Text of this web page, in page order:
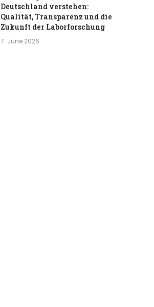
Deutschland verstehen:
Qualität, Transparenz und die
Zukunft der Laborforschung
7. June 2026